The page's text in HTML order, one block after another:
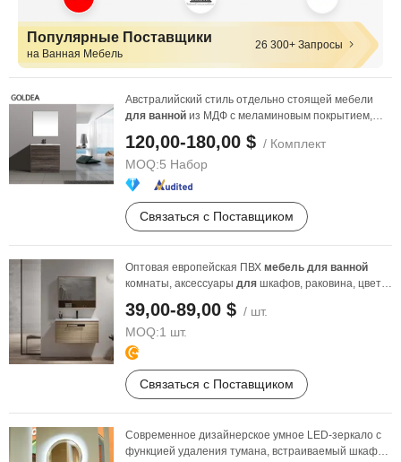
Популярные Поставщики
на Ванная Мебель
26 300+ Запросы
Австралийский стиль отдельно стоящей мебели
для ванной из МДФ с меламиновым покрытием,
120,00-180,00 $ / Комплект
MOQ:5 Набор
Связаться с Поставщиком
Оптовая европейская ПВХ мебель для ванной
комнаты, аксессуары для шкафов, раковина, цвет
39,00-89,00 $ / шт.
MOQ:1 шт.
Связаться с Поставщиком
Современное дизайнерское умное LED-зеркало с
функцией удаления тумана, встраиваемый шкаф